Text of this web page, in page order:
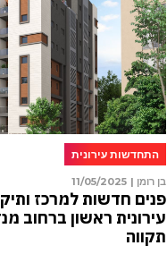
התחדשות עירונית
בן רומן | 11/05/2025
פנים חדשות למרכז
עירונית ראשון ברחוב
תקווה